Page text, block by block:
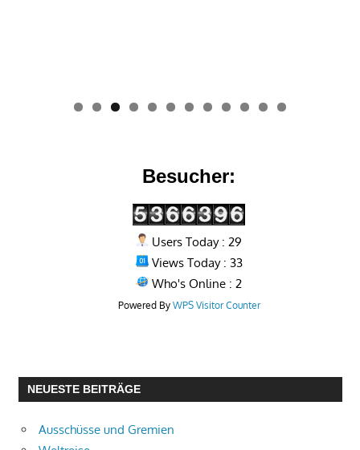
0 1 2
Besucher:
Users Today : 29
Views Today : 33
Who's Online : 2
Powered By WPS Visitor Counter
NEUESTE BEITRÄGE
Ausschüsse und Gremien